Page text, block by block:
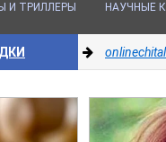
И ТРИЛЛЕРЫ
НАУЧНЫЕ